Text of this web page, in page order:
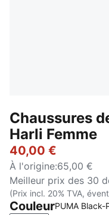
Chaussures
Harli Femme
40,00 €
À l'origine:65,00 €
Meilleur prix des 30
(Prix incl. 20% TVA,
CouleurPUMA Black-